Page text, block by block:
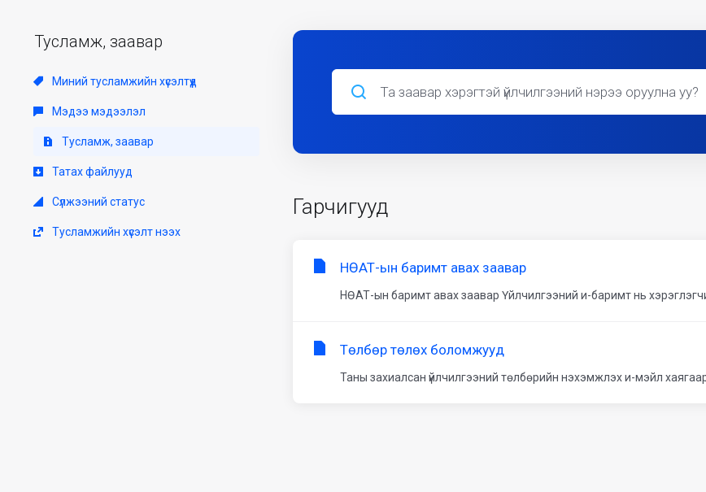
Тусламж, заавар
Миний тусламжийн хүсэлтүүд
Мэдээ мэдээлэл
Тусламж, заавар
Татах файлууд
Сүлжээний статус
Тусламжийн хүсэлт нээх
Гарчигууд
НӨАТ-ын баримт авах заавар
НӨАТ-ын баримт авах заавар Үйлчилгээний и-баримт нь
Төлбөр төлөх боломжууд
Таны захиалсан үйлчилгээний төлбөрийн нэхэмжлэх и-мэйл